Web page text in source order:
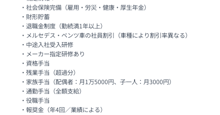
・社会保険完備（雇用・労災・健康・厚生年金）
・財形貯蓄
・退職金制度（勤続満1年以上）
・メルセデス・ベンツ車の社員割引（車種により割引率異なる）
・中途入社受入研修
・メーカー指定研修あり
・資格手当
・残業手当（超過分）
・家族手当（配偶者：月1万5000円、子一人：月3000円）
・通勤手当（全額支給）
・役職手当
・報奨金（年4回／業績による）